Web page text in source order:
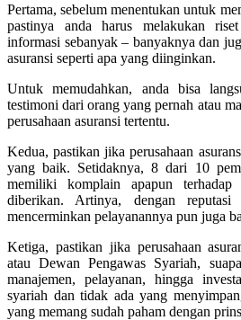
Pertama, sebelum menentukan untuk
pastinya anda harus melakukan
informasi sebanyak – banyaknya dan
asuransi seperti apa yang diinginkan.
Untuk memudahkan, anda bisa
testimoni dari orang yang pernah atau
perusahaan asuransi tertentu.
Kedua, pastikan jika perusahaan
yang baik. Setidaknya, 8 dari 10
memiliki komplain apapun terhadap
diberikan. Artinya, dengan
mencerminkan pelayanannya pun juga
Ketiga, pastikan jika perusahaan
atau Dewan Pengawas Syariah,
manajemen, pelayanan, hingga
syariah dan tidak ada yang
yang memang sudah paham dengan